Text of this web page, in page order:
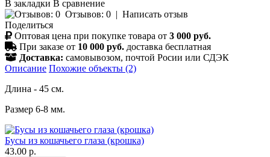
В закладки В сравнение
Отзывов: 0 | Написать отзыв
Поделиться
Оптовая цена при покупке товара от 3 000 руб.
При заказе от 10 000 руб. доставка бесплатная
Доставка: самовывозом, почтой Росии или СДЭК
Описание Похожие объекты (2)
Длина - 45 см.
Размер 6-8 мм.
Бусы из кошачьего глаза (крошка)
43.00 р.